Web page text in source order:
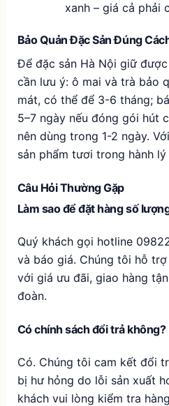
xanh – giá cả phải
Bảo Quản Đặc Sản Đúng
Để đặc sản Hà Nội giữ
cần lưu ý: ô mai và trà bảo
mát, có thể để 3-6 tháng;
5–7 ngày nếu đóng gói hút
nên dùng trong 1-2 ngày.
sản phẩm tươi trong hành lý
Câu Hỏi Thường Gặp
Làm sao để đặt hàng số
Quý khách gọi hotline
và báo giá. Chúng tôi hỗ
với giá ưu đãi, giao hàng
đoàn.
Có chính sách đổi trả không?
Có. Chúng tôi cam kết đổi
bị hư hỏng do lỗi sản xuất
khách vui lòng kiểm tra